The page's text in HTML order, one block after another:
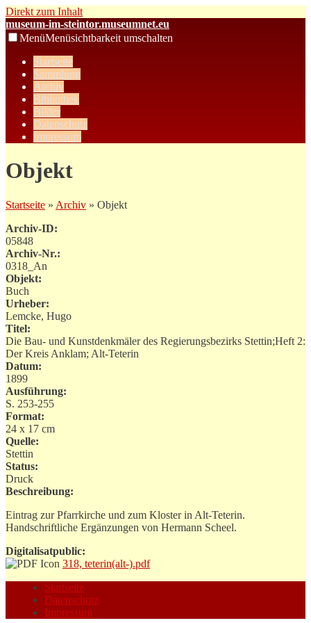
Direkt zum Inhalt
museum-im-steintor.museumnet.eu
MenüMenüsichtbarkeit umschalten
Startseite
Sammlung
Archiv
Bibliothek
Bilder
Datenschutz
Impressum
Objekt
Startseite » Archiv » Objekt
Archiv-ID:
05848
Archiv-Nr.:
0318_An
Objekt:
Buch
Urheber:
Lemcke, Hugo
Titel:
Die Bau- und Kunstdenkmäler des Regierungsbezirks Stettin;Heft 2:
Der Kreis Anklam; Alt-Teterin
Datum:
1899
Ausführung:
S. 253-255
Format:
24 x 17 cm
Quelle:
Stettin
Status:
Druck
Beschreibung:
Eintrag zur Pfarrkirche und zum Kloster in Alt-Teterin.
Handschriftliche Ergänzungen von Hermann Scheel.
Digitalisatpublic:
318, teterin(alt-).pdf
Startseite
Datenschutz
Impressum